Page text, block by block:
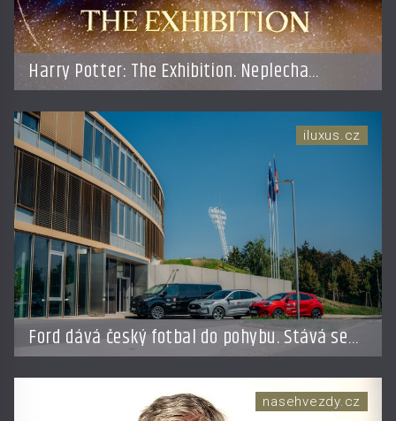
Harry Potter: The Exhibition. Neplecha
zahájena…
Ford dává český fotbal do pohybu. Stává se
novým partnerem FAČR
iluxus.cz
nasehvezdy.cz